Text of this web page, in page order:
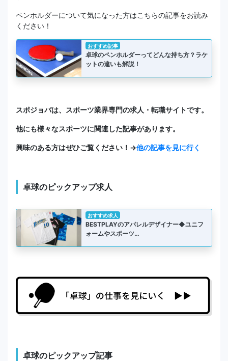
ペンホルダーについて気になった方はこちらの記事をお読み
ください！
おすすめ記事
卓球のペンホルダーってどんな持ち方？ラケ
ットの違いも解説！
スポジョバは、スポーツ業界専門の求人・転職サイトです。
他にも様々なスポーツに関連した記事があります。
興味のある方はぜひご覧ください！→他の記事を見に行く
卓球のピックアップ求人
おすすめ求人
BESTPLAYのアパレルデザイナー◆ユニフ
ォームやスポーツ…
卓球のピックアップ記事